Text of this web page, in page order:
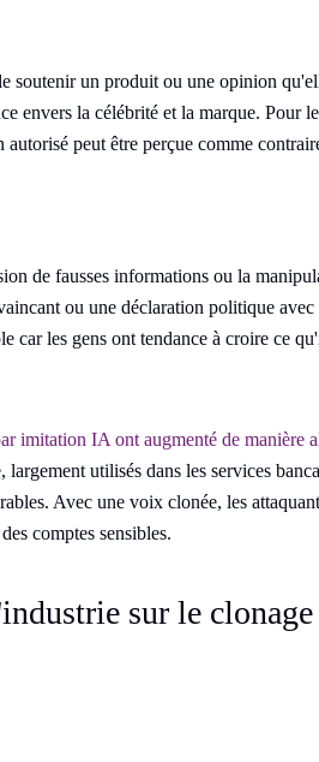
soutenir un produit ou une opinion
envers la célébrité et la marque. Pour
peut être perçue comme
de fausses informations ou la
ou une déclaration politique
car les gens ont tendance à croire ce
imitation IA ont augmenté de manière
utilisés dans les services
Avec une voix clonée, les
comptes sensibles.
sur le